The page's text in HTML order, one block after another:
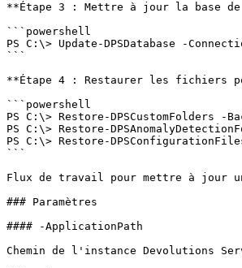
**Étape 3 : Mettre à jour la base de
```powershell
PS C:\> Update-DPSDatabase -
```
**Étape 4 : Restaurer les fichiers
```powershell
PS C:\> Restore-DPSCustomFolders
PS C:\> Restore-
PS C:\> Restore-
```
Flux de travail pour mettre à jour
### Paramètres
#### -ApplicationPath
Chemin de l'instance Devolutions